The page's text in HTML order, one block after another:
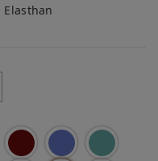
Elasthan